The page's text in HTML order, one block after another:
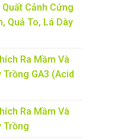
Quất Cảnh Cứng
Quả To, Lá Dày
Ra Mầm Và
GA3 (Acid
Ra Mầm Và
Trồng